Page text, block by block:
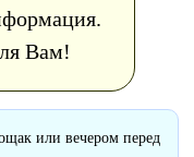
Вам!
или вечером перед